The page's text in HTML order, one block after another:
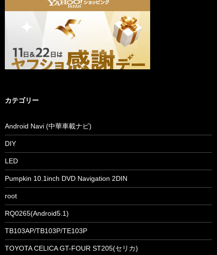
カテゴリー
Android Navi (中華車載ナビ)
DIY
LED
Pumpkin 10.1inch DVD Navigation 2DIN
root
RQ0265(Android5.1)
TB103AP/TB103P/TE103P
TOYOTA CELICA GT-FOUR ST205(セリカ)